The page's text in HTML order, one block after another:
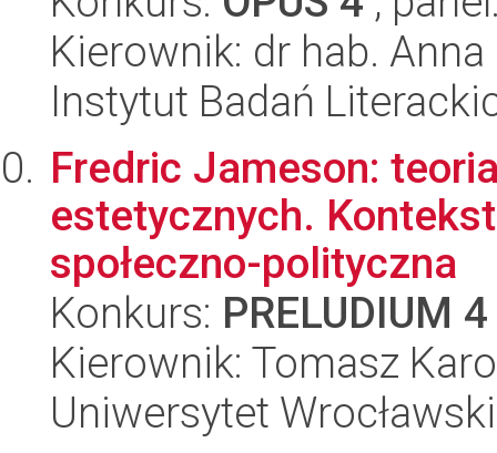
Kierownik: dr hab.
Instytut Badań
Fredric Jameson:
estetycznych.
społeczno-polityczna
Konkurs: PRELUDIUM 4
Kierownik: Tomasz
Uniwersytet